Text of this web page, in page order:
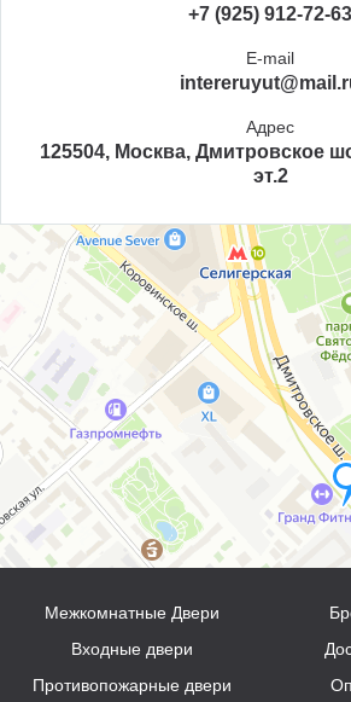
+7 (925) 912-72-63
E-mail
Адрес
125504, Москва, Дмитровское
эт.2
Межкомнатные Двери
Входные двери
Противопожарные двери